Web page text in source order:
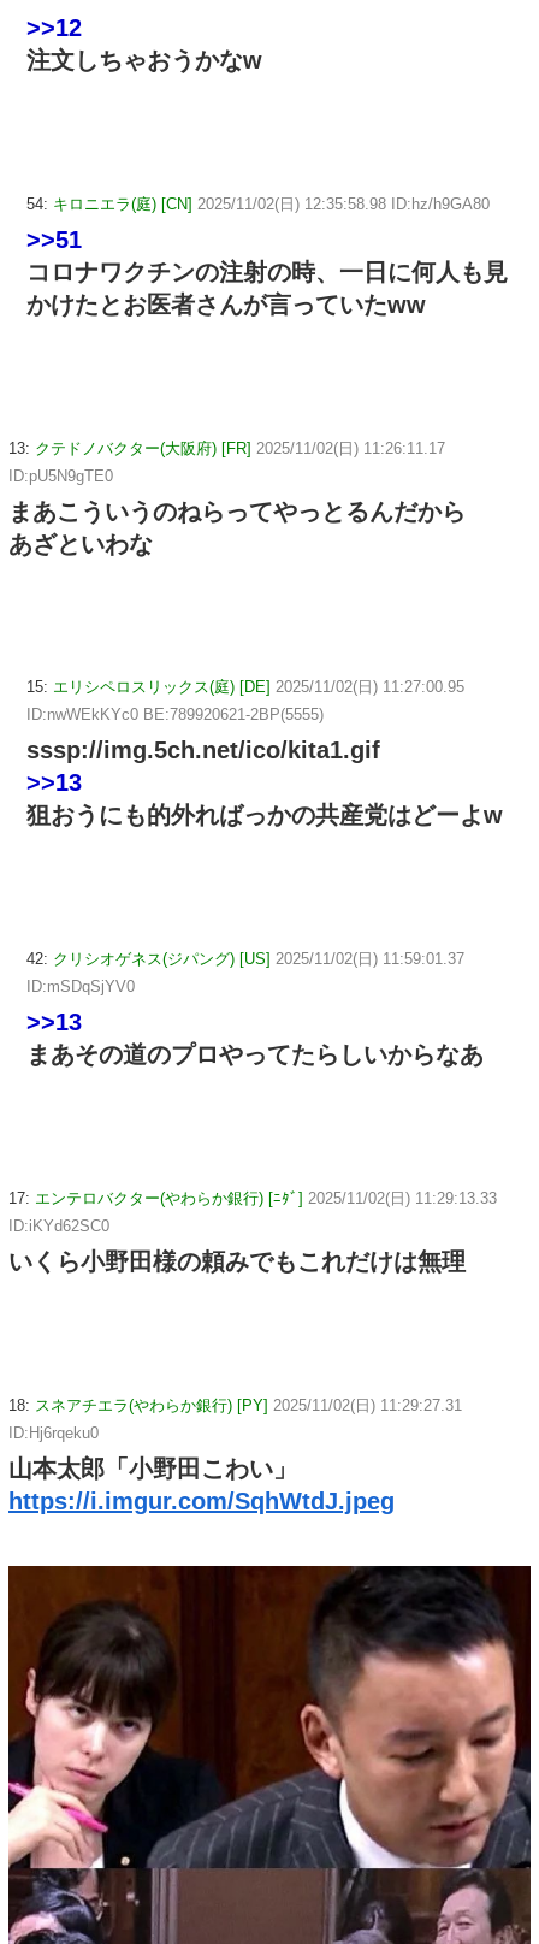
>>12
注文しちゃおうかなw
54: キロニエラ(庭) [CN] 2025/11/02(日) 12:35:58.98 ID:hz/h9GA80
>>51
コロナワクチンの注射の時、一日に何人も見
かけたとお医者さんが言っていたww
13: クテドノバクター(大阪府) [FR] 2025/11/02(日) 11:26:11.17
ID:pU5N9gTE0
まあこういうのねらってやっとるんだから
あざといわな
15: エリシペロスリックス(庭) [DE] 2025/11/02(日) 11:27:00.95
ID:nwWEkKYc0 BE:789920621-2BP(5555)
sssp://img.5ch.net/ico/kita1.gif
>>13
狙おうにも的外ればっかの共産党はどーよw
42: クリシオゲネス(ジパング) [US] 2025/11/02(日) 11:59:01.37
ID:mSDqSjYV0
>>13
まあその道のプロやってたらしいからなあ
17: エンテロバクター(やわらか銀行) [ﾆﾀﾞ] 2025/11/02(日) 11:29:13.33
ID:iKYd62SC0
いくら小野田様の頼みでもこれだけは無理
18: スネアチエラ(やわらか銀行) [PY] 2025/11/02(日) 11:29:27.31
ID:Hj6rqeku0
山本太郎「小野田こわい」
https://i.imgur.com/SqhWtdJ.jpeg